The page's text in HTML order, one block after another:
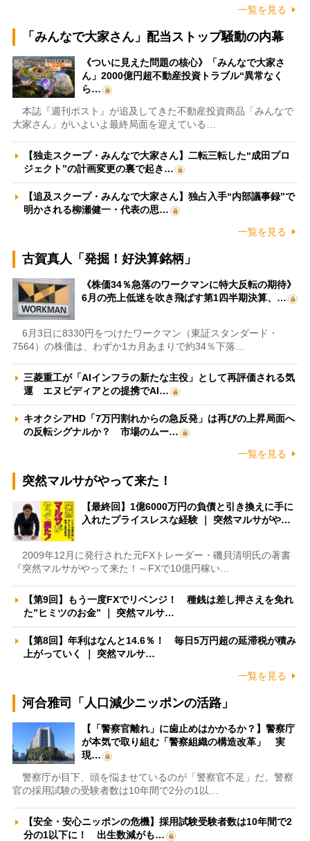
一覧を見る
「みんなで大家さん」配当ストップ騒動の内幕
《ついに見えた問題の核心》「みんなで大家さ
ん」2000億円超不動産投資トラブル“異常なく
ら…
本誌『週刊ポスト』が追及してきた不動産投資商品「みんなで
大家さん」がいよいよ最終局面を迎えている…
【独走スクープ・みんなで大家さん】二転三転した“成田プロ
ジェクト”の計画変更の裏で起き…
【追及スクープ・みんなで大家さん】独占入手“内部議事録”で
明かされる柳瀬健一・代表の思…
一覧を見る
古賀真人「発掘！好決算銘柄」
《株価34％急落のワークマンに特大反転の期待》
6月の売上低迷を吹き飛ばす第1四半期決算、…
6月3日に8330円をつけたワークマン（東証スタンダード・
7564）の株価は、わずか1カ月あまりで約34％下落…
三菱重工が「AIインフラの新たな主役」として再評価される気
運 エヌビディアとの提携でAI…
キオクシアHD「7万円割れからの急反発」は再びの上昇局面へ
の反転シグナルか？ 市場のムー…
一覧を見る
突然マルサがやって来た！
【最終回】1億6000万円の負債と引き換えに手に
入れたプライスレスな経験 ｜ 突然マルサがや…
2009年12月に発行された元FXトレーダー・磯貝清明氏の著書
『突然マルサがやって来た！～FXで10億円稼い…
【第9回】もう一度FXでリベンジ！ 種銭は差し押さえを免れ
た”ヒミツのお金” ｜ 突然マルサ…
【第8回】年利はなんと14.6％！ 毎日5万円超の延滞税が積み
上がっていく ｜ 突然マルサ…
一覧を見る
河合雅司「人口減少ニッポンの活路」
【「警察官離れ」に歯止めはかかるか？】警察庁
が本気で取り組む「警察組織の構造改革」 実
現…
警察庁が目下、頭を悩ませているのが「警察官不足」だ。警察
官の採用試験の受験者数は10年間で2分の1以…
【安全・安心ニッポンの危機】採用試験受験者数は10年間で2
分の1以下に！ 出生数減がも…